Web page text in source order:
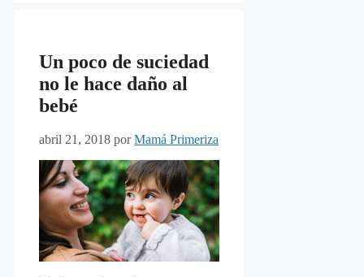
Un poco de suciedad
no le hace daño al
bebé
abril 21, 2018 porMamá Primeriza